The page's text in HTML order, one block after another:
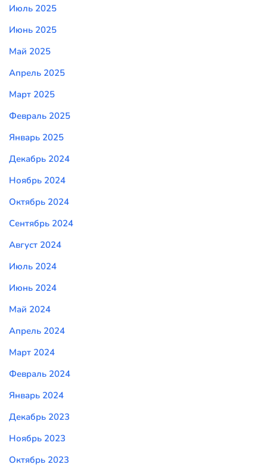
Июль 2025
Июнь 2025
Май 2025
Апрель 2025
Март 2025
Февраль 2025
Январь 2025
Декабрь 2024
Ноябрь 2024
Октябрь 2024
Сентябрь 2024
Август 2024
Июль 2024
Июнь 2024
Май 2024
Апрель 2024
Март 2024
Февраль 2024
Январь 2024
Декабрь 2023
Ноябрь 2023
Октябрь 2023